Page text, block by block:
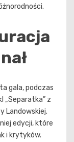
gala, podczas
„Separatka” z
Landowskiej.
edycji, które
i krytyków.